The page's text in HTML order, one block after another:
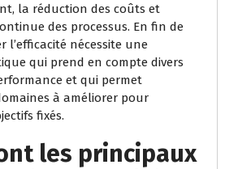
la réduction des coûts et
des processus. En fin de
l’efficacité nécessite une
qui prend en compte divers
et qui permet
à améliorer pour
fixés.
les principaux